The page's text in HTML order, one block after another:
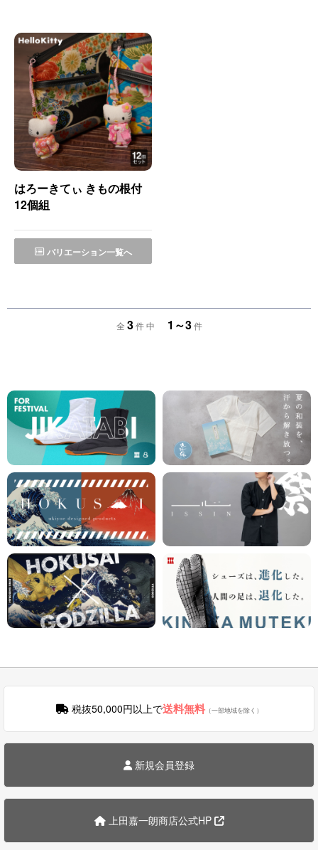
はろーきてぃ きもの根付
12個組
バリエーション一覧へ
全 3 件 中 1～3 件
税抜50,000円以上で送料無料（一部地域を除く）
新規会員登録
上田嘉一朗商店公式HP